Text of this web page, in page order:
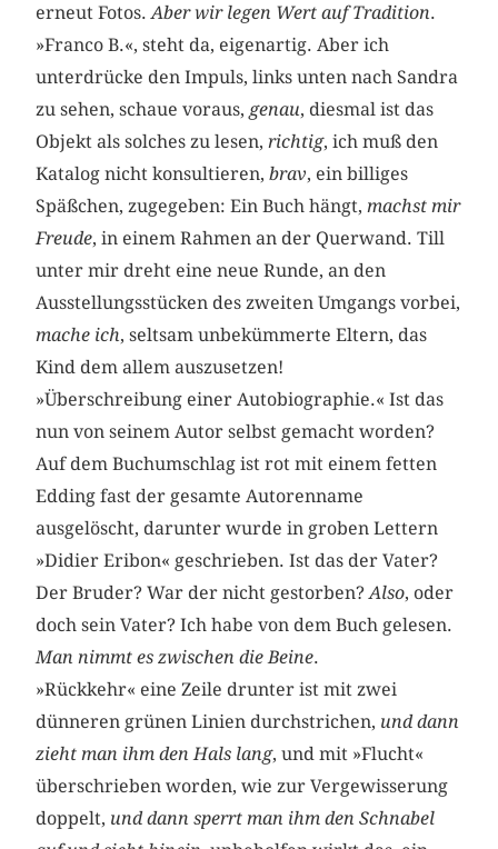
erneut Fotos.Aber wir legen Wert auf Tradition.
»Franco B.«, steht da, eigenartig. Aber ich
unterdrücke den Impuls, links unten nach Sandra
zu sehen, schaue voraus, genau, diesmal ist das
Objekt als solches zu lesen,richtig, ich muß den
Katalog nicht konsultieren,brav, ein billiges
Späßchen, zugegeben: Ein Buch hängt,machst mir
Freude, in einem Rahmen an der Querwand. Till
unter mir dreht eine neue Runde, an den
Ausstellungsstücken des zweiten Umgangs vorbei,
mache ich, seltsam unbekümmerte Eltern, das
Kind dem allem auszusetzen!
»Überschreibung einer Autobiographie.« Ist das
nun von seinem Autor selbst gemacht worden?
Auf dem Buchumschlag ist rot mit einem fetten
Edding fast der gesamte Autorenname
ausgelöscht, darunter wurde in groben Lettern
»Didier Eribon« geschrieben. Ist das der Vater?
Der Bruder? War der nicht gestorben?Also, oder
doch sein Vater? Ich habe von dem Buch gelesen.
Man nimmt es zwischen die Beine.
»Rückkehr« eine Zeile drunter ist mit zwei
dünneren grünen Linien durchstrichen, und dann
zieht man ihm den Hals lang, und mit »Flucht«
überschrieben worden, wie zur Vergewisserung
doppelt, und dann sperrt man ihm den Schnabel